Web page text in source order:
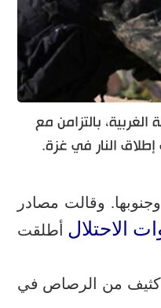
بالتزامن مع
النار في غزة.
وقالت مصادر
الاحتلال أطلقت
كثيف من الرصاص في